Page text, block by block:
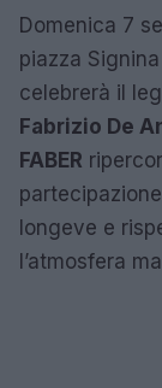
Domenica 7
piazza
celebrerà il
Fabrizio De
FABER
longeve e
l’atmosfera